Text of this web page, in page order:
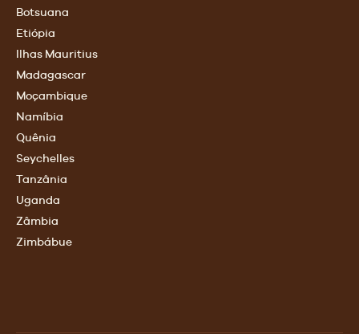
Botsuana
Etiópia
Ilhas Mauritius
Madagascar
Moçambique
Namíbia
Quênia
Seychelles
Tanzânia
Uganda
Zâmbia
Zimbábue